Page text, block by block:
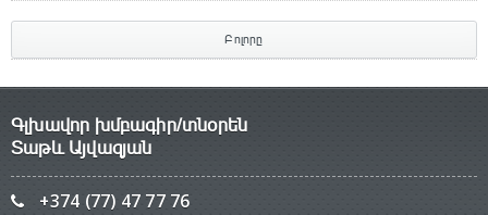
Բոլորը
Գլխավոր խմբագիր/տնօրեն
Տաթև Այվազյան
+374 (77) 47 77 76